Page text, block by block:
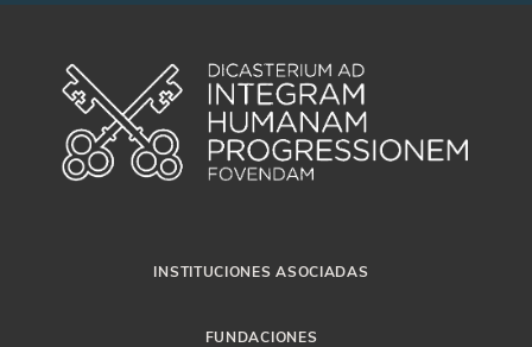
INSTITUCIONES ASOCIADAS
FUNDACIONES